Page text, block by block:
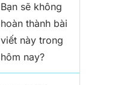
Bạn sẽ không
hoàn thành bài
viết này trong
hôm nay?